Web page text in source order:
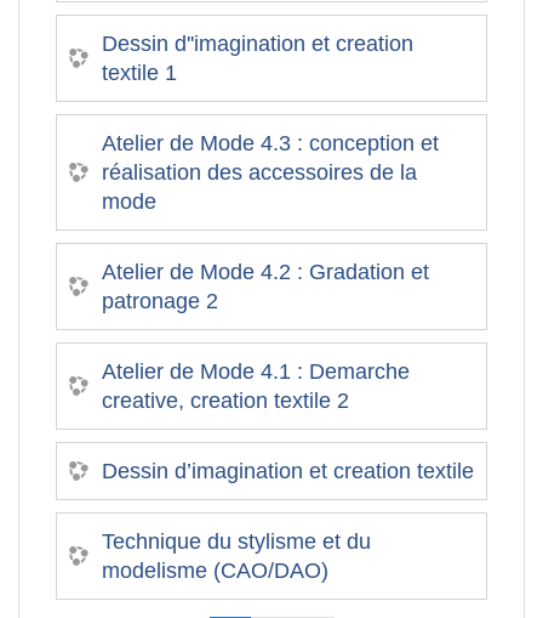
Dessin d''imagination et creation
textile 1
Atelier de Mode 4.3 : conception et
réalisation des accessoires de la
mode
Atelier de Mode 4.2 : Gradation et
patronage 2
Atelier de Mode 4.1 : Demarche
creative, creation textile 2
Dessin d’imagination et creation textile
Technique du stylisme et du
modelisme (CAO/DAO)